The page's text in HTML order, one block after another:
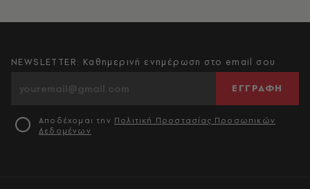
NEWSLETTER: Καθημερινή ενημέρωση στο email σου
ΕΓΓΡΑΦΗ
Αποδέχομαι την Πολιτική Προστασίας Προσωπικών
Δεδομένων